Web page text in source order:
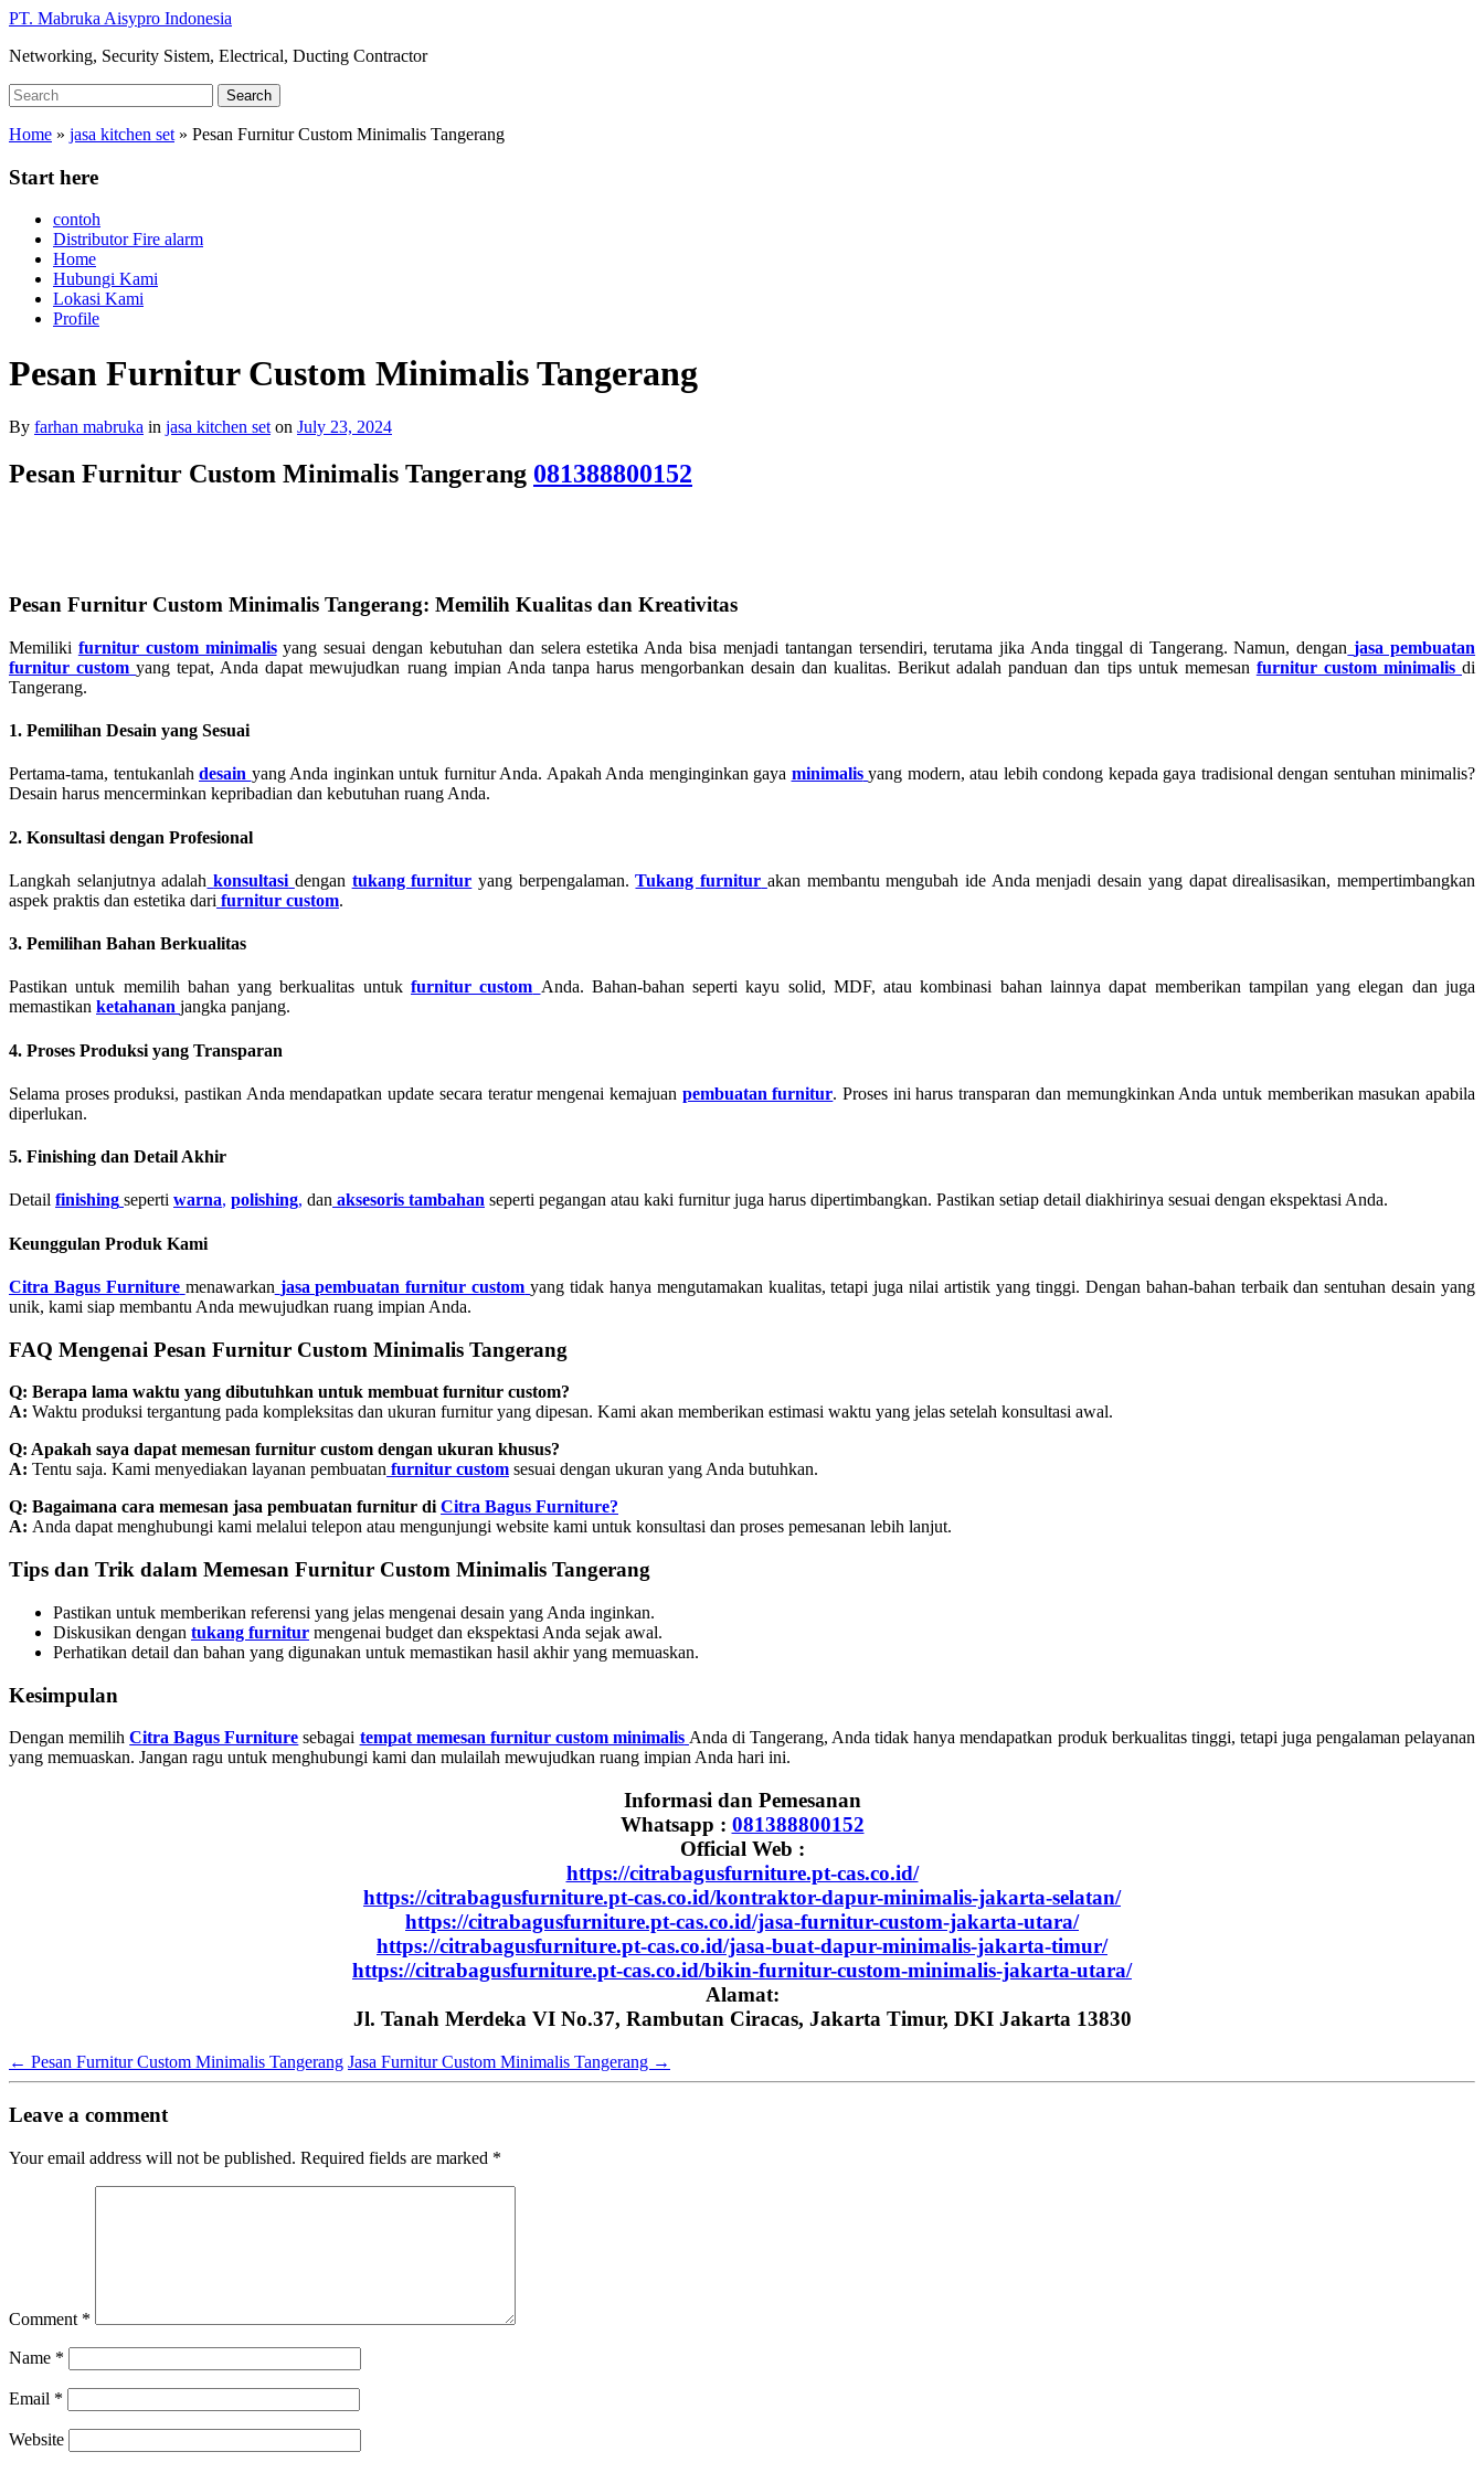
Skip
main
PT. Mabruka Aisypro Indonesia
Networking, Security Sistem, Electrical, Ducting Contractor
Search
for:
Search
Home » jasa kitchen set » Pesan Furnitur Custom Minimalis Tangerang
Start here
contoh
Distributor Fire alarm
Home
Hubungi Kami
Lokasi Kami
Profile
Pesan Furnitur Custom Minimalis Tangerang
By farhan mabruka in jasa kitchen set on July 23, 2024
Pesan Furnitur Custom Minimalis Tangerang 081388800152
Pesan Furnitur Custom Minimalis Tangerang: Memilih Kualitas dan Kreativitas
Memiliki furnitur custom minimalisyang sesuai dengan kebutuhan dan selera estetika Anda bisa menjadi tantangan tersendiri, terutama jika Anda tinggal di Tangerang. Namun, dengan jasa pembuatan
furnitur custom yang tepat, Anda dapat mewujudkan ruang impian Anda tanpa harus mengorbankan desain dan kualitas. Berikut adalah panduan dan tips untuk memesan furnitur custom minimalis di
Tangerang.
1. Pemilihan Desain yang Sesuai
Pertama-tama, tentukanlah desain yang Anda inginkan untuk furnitur Anda. Apakah Anda menginginkan gaya minimalis yang modern, atau lebih condong kepada gaya tradisional dengan sentuhan minimalis?
Desain harus mencerminkan kepribadian dan kebutuhan ruang Anda.
2. Konsultasi dengan Profesional
Langkah selanjutnya adalah konsultasi dengan tukang furnitur yang berpengalaman.Tukang furnitur akan membantu mengubah ide Anda menjadi desain yang dapat direalisasikan, mempertimbangkan
aspek praktis dan estetika dari furnitur custom.
3. Pemilihan Bahan Berkualitas
Pastikan untuk memilih bahan yang berkualitas untuk furnitur custom Anda. Bahan-bahan seperti kayu solid, MDF, atau kombinasi bahan lainnya dapat memberikan tampilan yang elegan dan juga
memastikan ketahanan jangka panjang.
4. Proses Produksi yang Transparan
Selama proses produksi, pastikan Anda mendapatkan update secara teratur mengenai kemajuan pembuatan furnitur. Proses ini harus transparan dan memungkinkan Anda untuk memberikan masukan apabila
diperlukan.
5. Finishing dan Detail Akhir
Detail finishing seperti warna, polishing, dan aksesoris tambahan seperti pegangan atau kaki furnitur juga harus dipertimbangkan. Pastikan setiap detail diakhirinya sesuai dengan ekspektasi Anda.
Keunggulan Produk Kami
Citra Bagus Furniture menawarkan jasa pembuatan furnitur custom yang tidak hanya mengutamakan kualitas, tetapi juga nilai artistik yang tinggi. Dengan bahan-bahan terbaik dan sentuhan desain yang
unik, kami siap membantu Anda mewujudkan ruang impian Anda.
FAQ Mengenai Pesan Furnitur Custom Minimalis Tangerang
Q: Berapa lama waktu yang dibutuhkan untuk membuat furnitur custom?
A: Waktu produksi tergantung pada kompleksitas dan ukuran furnitur yang dipesan. Kami akan memberikan estimasi waktu yang jelas setelah konsultasi awal.
Q: Apakah saya dapat memesan furnitur custom dengan ukuran khusus?
A: Tentu saja. Kami menyediakan layanan pembuatan furnitur custom sesuai dengan ukuran yang Anda butuhkan.
Q: Bagaimana cara memesan jasa pembuatan furnitur di Citra Bagus Furniture?
A: Anda dapat menghubungi kami melalui telepon atau mengunjungi website kami untuk konsultasi dan proses pemesanan lebih lanjut.
Tips dan Trik dalam Memesan Furnitur Custom Minimalis Tangerang
Pastikan untuk memberikan referensi yang jelas mengenai desain yang Anda inginkan.
Diskusikan dengan tukang furnitur mengenai budget dan ekspektasi Anda sejak awal.
Perhatikan detail dan bahan yang digunakan untuk memastikan hasil akhir yang memuaskan.
Kesimpulan
Dengan memilihCitra Bagus Furniture sebagai tempat memesan furnitur custom minimalis Anda di Tangerang, Anda tidak hanya mendapatkan produk berkualitas tinggi, tetapi juga pengalaman pelayanan
yang memuaskan. Jangan ragu untuk menghubungi kami dan mulailah mewujudkan ruang impian Anda hari ini.
Informasi dan Pemesanan
Whatsapp : 081388800152
Official Web :
https://citrabagusfurniture.pt-cas.co.id/
https://citrabagusfurniture.pt-cas.co.id/kontraktor-dapur-minimalis-jakarta-selatan/
https://citrabagusfurniture.pt-cas.co.id/jasa-furnitur-custom-jakarta-utara/
https://citrabagusfurniture.pt-cas.co.id/jasa-buat-dapur-minimalis-jakarta-timur/
https://citrabagusfurniture.pt-cas.co.id/bikin-furnitur-custom-minimalis-jakarta-utara/
Alamat:
Jl. Tanah Merdeka VI No.37, Rambutan Ciracas, Jakarta Timur, DKI Jakarta 13830
← Pesan Furnitur Custom Minimalis Tangerang Jasa Furnitur Custom Minimalis Tangerang →
Leave a comment
Your email address will not be published. Required fields are marked *
Comment *
Name *
Email *
Website